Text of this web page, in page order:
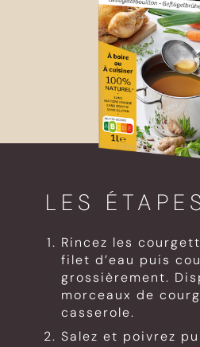
LES
Rincez les
filet d’eau puis
grossièrement.
morceaux de
casserole.
Salez et poivrez